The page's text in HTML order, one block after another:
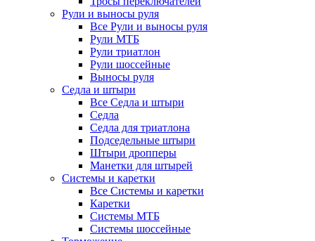
Рули и выносы руля
Все Рули и выносы руля
Рули МТБ
Рули триатлон
Рули шоссейные
Выносы руля
Седла и штыри
Все Седла и штыри
Седла
Седла для триатлона
Подседельные штыри
Штыри дропперы
Манетки для штырей
Системы и каретки
Все Системы и каретки
Каретки
Системы МТБ
Системы шоссейные